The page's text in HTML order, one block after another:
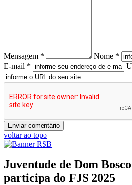
Mensagem *
Nome *
E-mail *
voltar ao topo
Juventude de Dom
participa do FJS 2025